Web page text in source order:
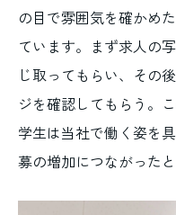
の目で雰囲気を確かめ
ています。まず求人の
じ取ってもらい、その
ジを確認してもらう。
学生は当社で働く姿を
募の増加につながった